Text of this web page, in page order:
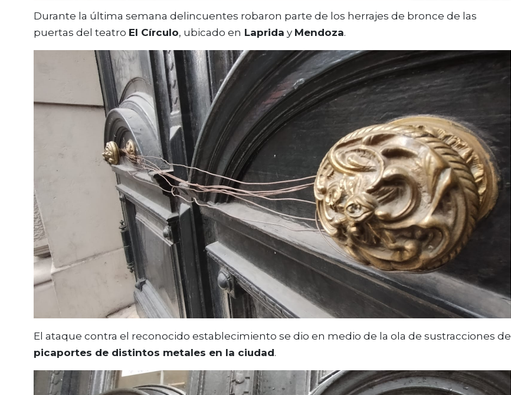
Durante la última semana delincuentes robaron parte de los herrajes de bronce de las
puertas del teatro El Círculo, ubicado en Laprida y Mendoza.
El ataque contra el reconocido establecimiento se dio en medio de la ola de sustracciones de
picaportes de distintos metales en la ciudad.